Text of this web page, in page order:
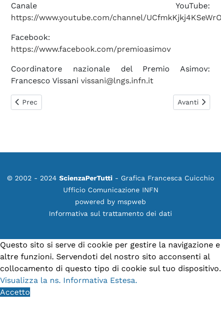
Canale YouTube:
https://www.youtube.com/channel/
Facebook:
https://www.facebook.com/premioasimov
Coordinatore nazionale del Premio Asimov:
Francesco Vissani vissani@lngs.infn.it
Articolo precedente: Borexino osserva il secondo
Prec Articolo
Avanti
© 2002 - 2024 ScienzaPerTutti - Grafica Francesca Cuicchio
Ufficio Comunicazione INFN
powered by mspweb
Informativa sul trattamento dei dati
Questo sito si serve di cookie per gestire la navigazione e
altre funzioni. Servendoti del nostro sito acconsenti al
collocamento di questo tipo di cookie sul tuo dispositivo.
Visualizza la ns. Informativa Estesa.
Accetto